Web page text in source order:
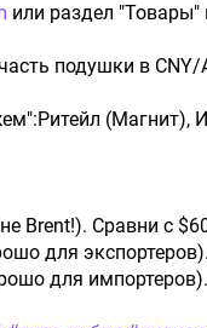
или раздел
подушки в CNY/
(Магнит),
Brent!). Сравни с
для
для импортеров).